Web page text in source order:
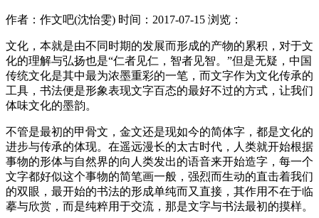
作者：作文吧(沈怡雯) 时间：2017-07-15 浏览：
文化，本就是由不同时期的发展而形成的产物的累积，对于文
化的理解与弘扬也是“仁者见仁，智者见智。”但是无疑，中国
传统文化是其中最为浓墨重彩的一笔，而文字作为文化传承的
工具，书法便是形象表现文字百态的最好不过的方式，让我们
体味文化的墨韵。
不管是最初的甲骨文，金文还是现如今的简体字，都是文化的
进步与传承的体现。在遥远漫长的太古时代，人类就开始根据
事物的形体与自然界的向人类发出的语音来开始造字，每一个
文字都好似这个事物的简笔画一般，强烈而生动的直击着我们
的双眼，最开始的书法的形成单纯而又直接，其作用不在于临
摹与欣赏，而是纯粹用于交流，那是文字与书法最初的摸样。